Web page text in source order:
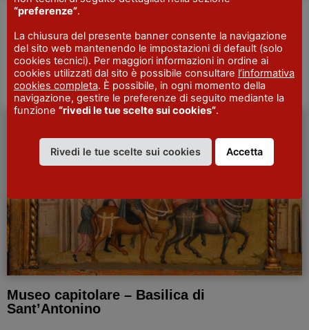
Museo archeologico della Val Tidone
Il museo archeologico raccoglie il materiale di interesse
storico rinvenuto nel bacino della Val Tidone e offre un
quadro della storia e delle dinamiche del…Scopri di più
GALLERIE
Museo capitolare – Basilica di
Sant’Antonino
“preferenze”.
La chiusura del presente banner consente la navigazione
del sito web mantenendo le impostazioni di default (solo
cookies tecnici). Per maggiori informazioni in ordine ai
cookies utilizzati dal sito è possibile consultare l’informativa
cookies completa. È possibile, in ogni momento della
navigazione, gestire le preferenze di seguito mediante la
funzione “rivedi le tue scelte sui cookies”.
Rivedi le tue scelte sui cookies Accetta